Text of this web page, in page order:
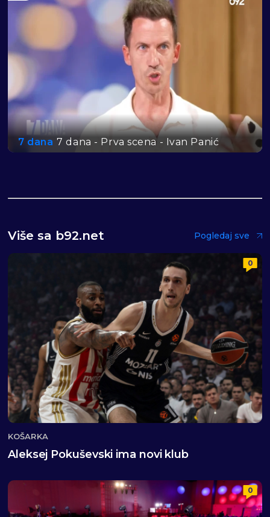
7 dana 7 dana - Prva scena - Ivan Panić
Više sa b92.net Pogledaj sve
0
KOŠARKA
Aleksej Pokuševski ima novi klub
0